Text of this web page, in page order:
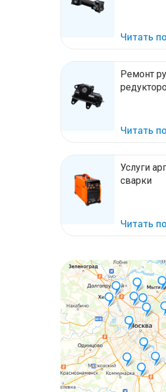
Читать
Ремонт
Читать
Услуги
сварки
Читать